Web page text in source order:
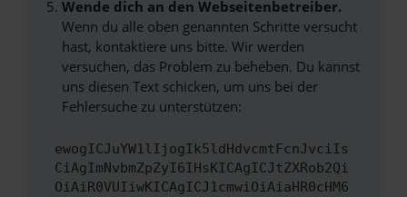
Wende dich an den Webseitenbetreiber.
Wenn du alle oben genannten Schritte versucht
hast, kontaktiere uns bitte. Wir werden
versuchen, das Problem zu beheben. Du kannst
uns diesen Text schicken, um uns bei der
Fehlersuche zu unterstützen:
ewogICJuYW1lIjogIk5ldHdvcmtFcnJvciIs
CiAgImNvbmZpZyI6IHsKICAgICJtZXRob2Qi
OiAiR0VUIiwKICAgICJ1cmwiOiAiaHR0cHM6